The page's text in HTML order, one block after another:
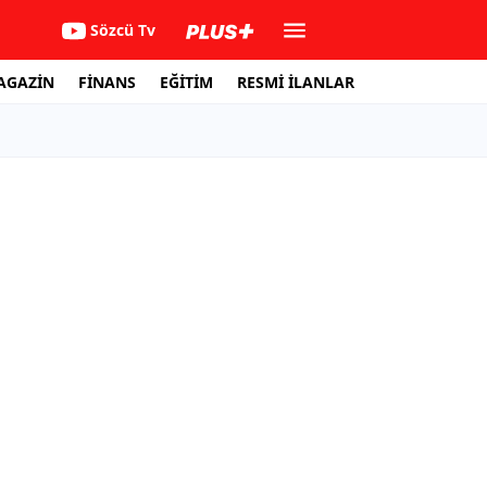
Sözcü Tv
FİNANS EĞİTİM RESMİ İLANLAR